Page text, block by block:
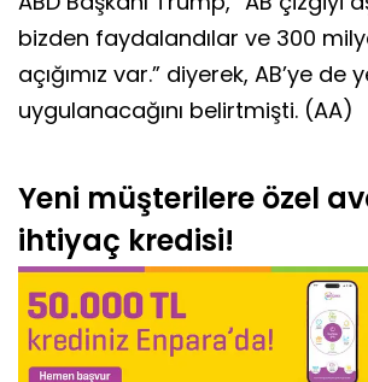
bizden faydalandılar ve 300
açığımız var.” diyerek, AB’ye de
uygulanacağını belirtmişti. (AA)
Yeni müşterilere özel
ihtiyaç kredisi!